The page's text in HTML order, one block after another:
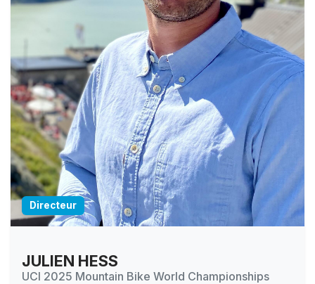
Directeur
JULIEN HESS
UCI 2025 Mountain Bike World Championships